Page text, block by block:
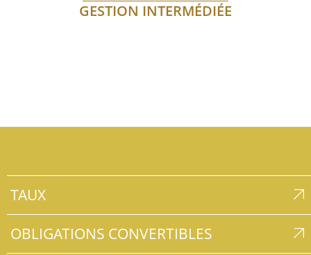
GESTION INTERMÉDIÉE
TAUX
OBLIGATIONS CONVERTIBLES